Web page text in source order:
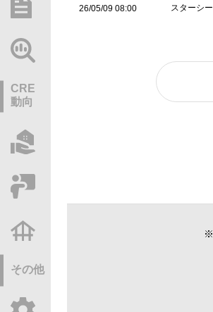
総研レポート・分析
CRE
動向
その他
26/05/09 08:00 スターシ
※